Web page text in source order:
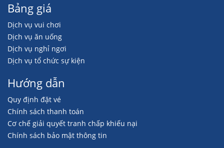
Bảng giá
Dịch vụ vui chơi
Dịch vụ ăn uống
Dịch vụ nghỉ ngơi
Dịch vụ tổ chức sự kiện
Hướng dẫn
Quy định đặt vé
Chính sách thanh toán
Cơ chế giải quyết tranh chấp khiếu nại
Chính sách bảo mật thông tin